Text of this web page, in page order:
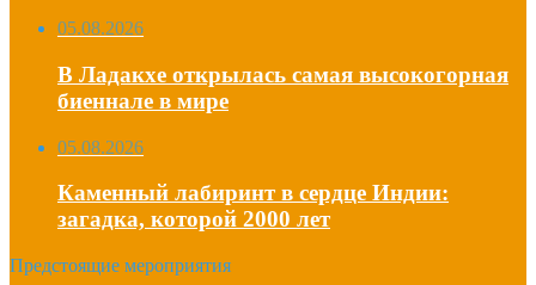
05.08.2026
В Ладакхе открылась самая высокогорная
биеннале в мире
05.08.2026
Каменный лабиринт в сердце Индии:
загадка, которой 2000 лет
Предстоящие мероприятия